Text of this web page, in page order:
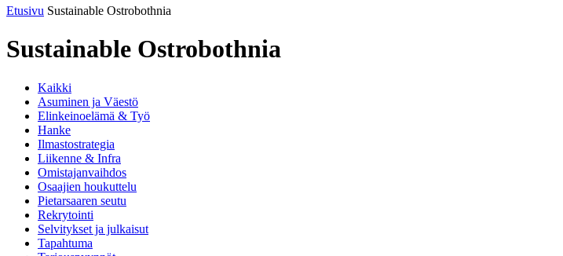
Etusivu Sustainable Ostrobothnia
Sustainable Ostrobothnia
Kaikki
Asuminen ja Väestö
Elinkeinoelämä & Työ
Hanke
Ilmastostrategia
Liikenne & Infra
Omistajanvaihdos
Osaajien houkuttelu
Pietarsaaren seutu
Rekrytointi
Selvitykset ja julkaisut
Tapahtuma